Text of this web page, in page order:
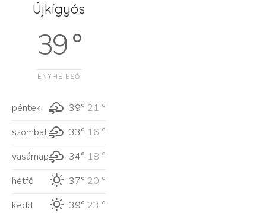
Újkígyós
39 °
ENYHE ESŐ
péntek 39° 21 °
szombat
33° 16 °
vasárnap
34° 18 °
hétfő
37° 20 °
kedd
39° 23 °